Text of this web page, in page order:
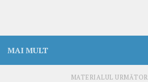
MAI MULT
MATERIALUL URMĂTOR